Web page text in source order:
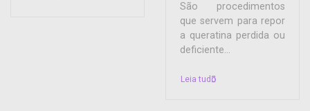
São procedimentos
que servem para repor
a queratina perdida ou
deficiente...
Leia tudo